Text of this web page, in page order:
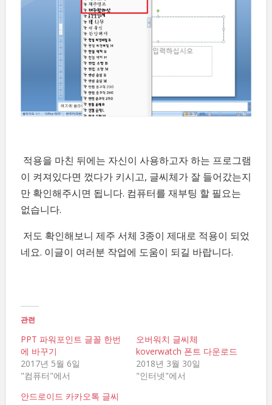
적용을 마친 뒤에는 자신이 사용하고자 하는 프로그램
이 켜져있다면 껐다가 키시고, 글씨체가 잘 들어갔는지
만 확인해주시면 됩니다. 컴퓨터를 재부팅 할 필요는
없습니다.
저도 확인해보니 제주 서체 3종이 제대로 적용이 되었
네요. 이글이 여러분 작업에 도움이 되길 바랍니다.
관련
PPT 파워포인트 글꼴 한번
에 바꾸기
2017년 5월 6일
"컴퓨터"에서
오버워치 글씨체
koverwatch 폰트 다운로드
2018년 3월 30일
"인터넷"에서
안드로이드 카카오톡 글씨